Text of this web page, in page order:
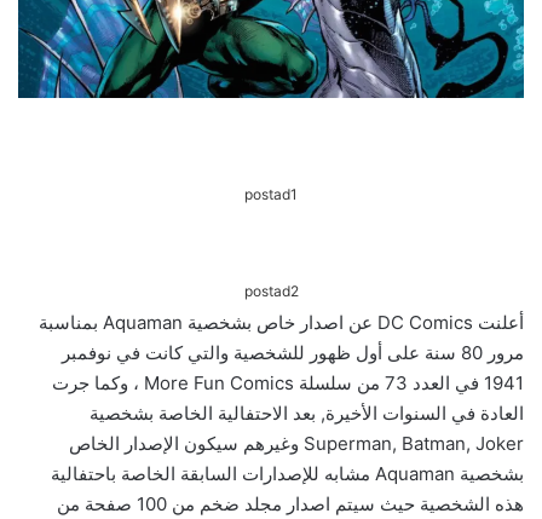
postad1
postad2
أعلنت DC Comics عن اصدار خاص بشخصية Aquaman بمناسبة
مرور 80 سنة على أول ظهور للشخصية والتي كانت في نوفمبر
1941 في العدد 73 من سلسلة More Fun Comics ، وكما جرت
العادة في السنوات الأخيرة, بعد الاحتفالية الخاصة بشخصية
Superman, Batman, Joker وغيرهم سيكون الإصدار الخاص
بشخصية Aquaman مشابه للإصدارات السابقة الخاصة باحتفالية
هذه الشخصية حيث سيتم اصدار مجلد ضخم من 100 صفحة من